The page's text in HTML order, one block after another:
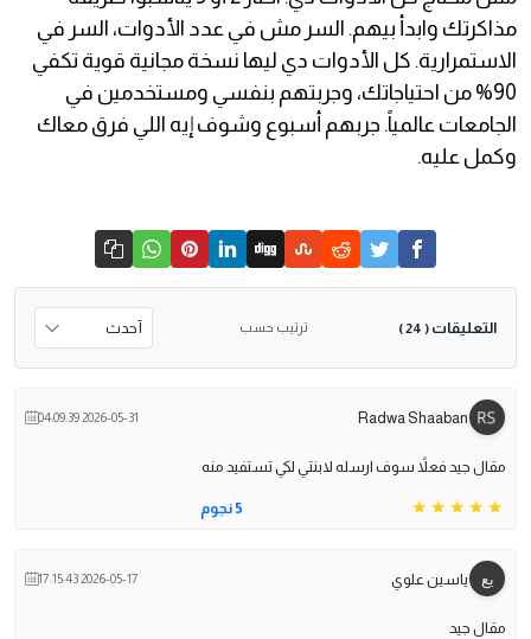
مذاكرتك وابدأ بيهم. السر مش في عدد الأدوات، السر في
الاستمرارية. كل الأدوات دي ليها نسخة مجانية قوية تكفي
90% من احتياجاتك، وجربتهم بنفسي ومستخدمين في
الجامعات عالمياً. جربهم أسبوع وشوف إيه اللي فرق معاك
وكمل عليه.
التعليقات ( 24 ) ترتيب حسب
Radwa Shaaban
2026-05-31 04:09:39
مقال جيد فعلاً سوف ارسله لابنتي لكي تستفيد منه
5 نجوم
ياسين علوي 2026-05-17 17:15:43
مقال جيد